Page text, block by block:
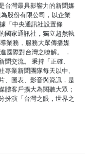
台灣最具影響力的新聞媒
股份有限公司，以企業
「中央通訊社設置條
國家通訊社，獨立超然執
業務，服務大眾傳播媒
國際對台灣之瞭解。 ．
交流。 秉持「正確、
業新聞團隊每天以中、
、圖表、影音與資訊，是
體客戶擴大為閱聽大眾；
扮演「台灣之眼，世界之